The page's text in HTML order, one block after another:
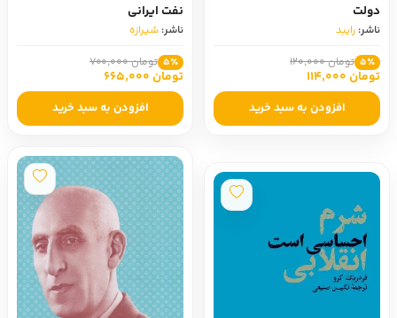
دولت
ناشر: رایبد
5٪ تومان 120,000
تومان 114,000
افزودن به سبد خرید
نفت ایرانی
ناشر: شیرازه
5٪ تومان 700,000
تومان 665,000
افزودن به سبد خرید